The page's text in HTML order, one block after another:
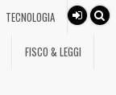
TECNOLOGIA
FISCO & LEGGI